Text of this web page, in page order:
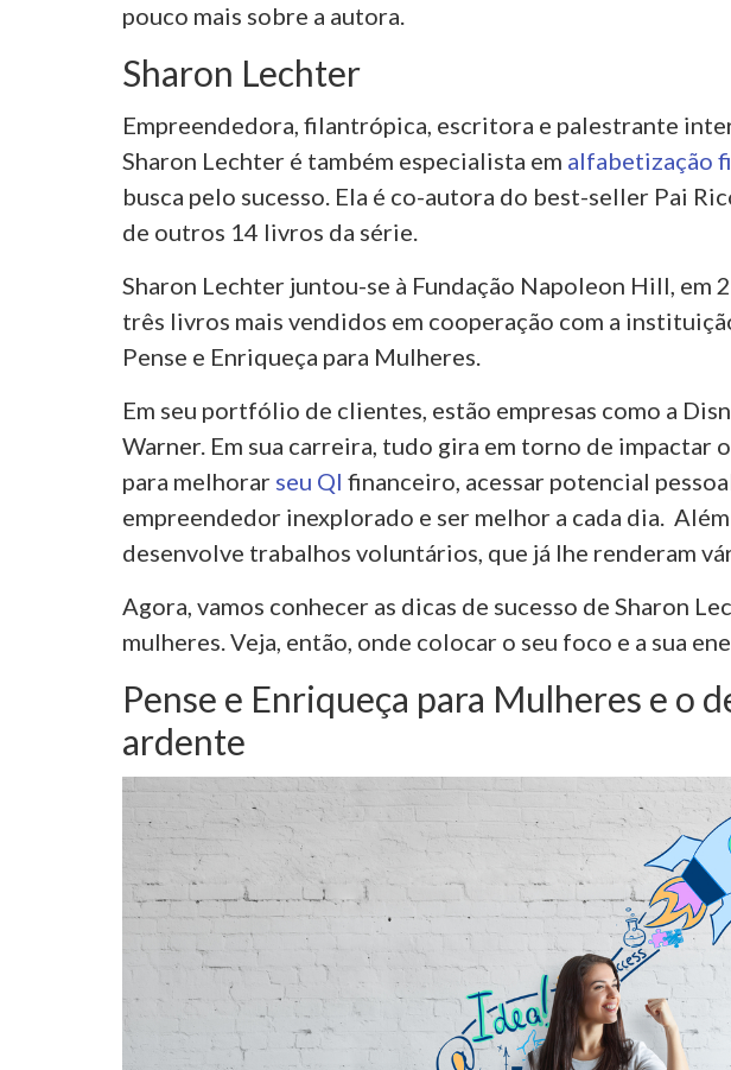
pouco mais sobre a autora.
Sharon Lechter
Empreendedora, filantrópica, escritora e palestrante
Sharon Lechter é também especialista em alfabetização
busca pelo sucesso. Ela é co-autora do best-seller Pai
de outros 14 livros da série.
Sharon Lechter juntou-se à Fundação Napoleon Hill, em
três livros mais vendidos em cooperação com a
Pense e Enriqueça para Mulheres.
Em seu portfólio de clientes, estão empresas como a
Warner. Em sua carreira, tudo gira em torno de impactar
para melhorar seu QI financeiro, acessar potencial
empreendedor inexplorado e ser melhor a cada dia.
desenvolve trabalhos voluntários, que já lhe renderam
Agora, vamos conhecer as dicas de sucesso de Sharon
mulheres. Veja, então, onde colocar o seu foco e a sua
Pense e Enriqueça para Mulheres e o
ardente